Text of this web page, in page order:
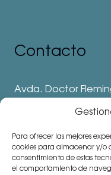
Para ofrecer las mejores
cookies para almacenar y/o
consentimiento de estas
el comportamiento de
Contacto
Avda. Doctor
⅛ 91 694 62 11
⅛ 91 694 62 77